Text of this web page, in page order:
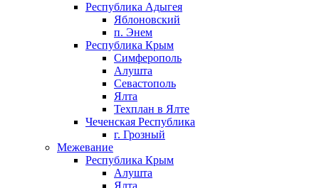
Республика Адыгея
Яблоновский
п. Энем
Республика Крым
Симферополь
Алушта
Севастополь
Ялта
Техплан в Ялте
Чеченская Республика
г. Грозный
Межевание
Республика Крым
Алушта